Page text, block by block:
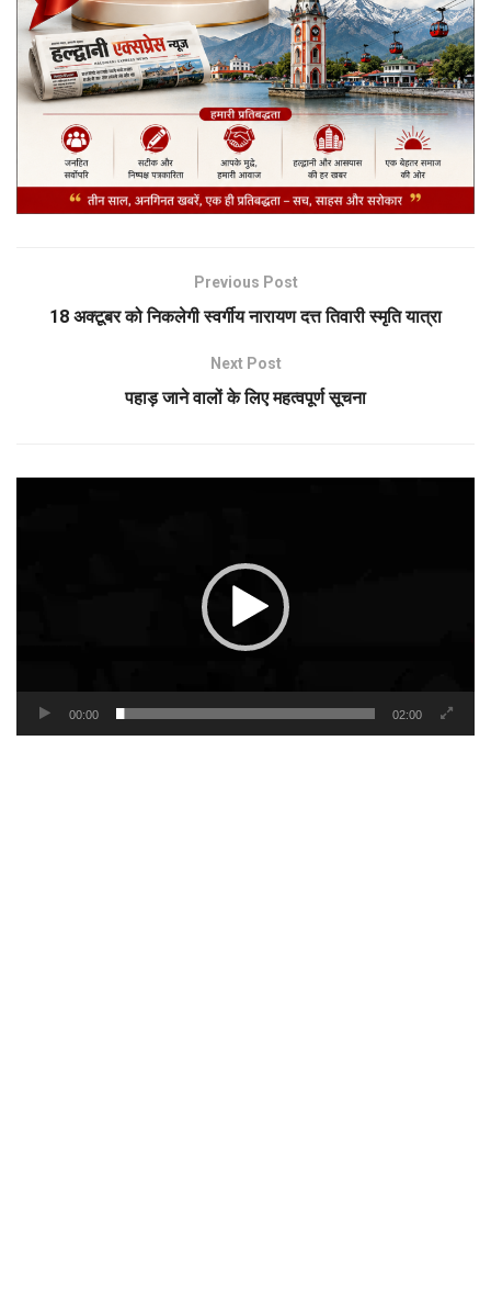
Previous Post
18 अक्टूबर को निकलेगी स्वर्गीय नारायण दत्त तिवारी स्मृति यात्रा
Next Post
पहाड़ जाने वालों के लिए महत्वपूर्ण सूचना
00:00 02:00